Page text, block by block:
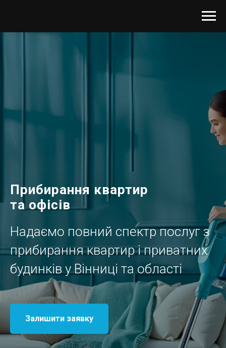
Прибирання квартир
та офісів
Надаємо повний спектр послуг з
прибирання квартир і приватних
будинків у Вінниці та області
Залишити заявку